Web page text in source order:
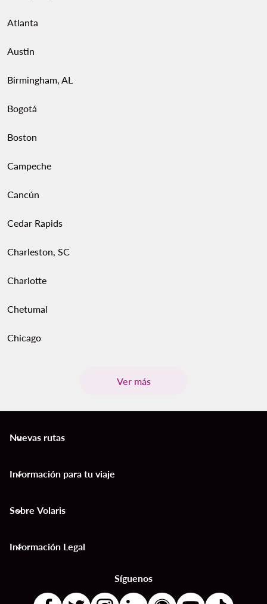
Atlanta
Austin
Birmingham, AL
Bogotá
Boston
Campeche
Cancún
Cedar Rapids
Charleston, SC
Charlotte
Chetumal
Chicago
Ver más
Nuevas rutas
keyboard_arrow_down
Información para tu viaje
keyboard_arrow_down
Sobre Volaris
keyboard_arrow_down
Información Legal
keyboard_arrow_down
Síguenos